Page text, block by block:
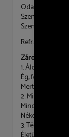
Oda hozzád fel
Szentlelked
Szentlelked
Refr.
Záróének – EÉ 42
1. Áldunk téged,
Ég, föld rólad
Mert te mindig
2. Minden élő
Minden kérub
Néked hódol,
3. Téged